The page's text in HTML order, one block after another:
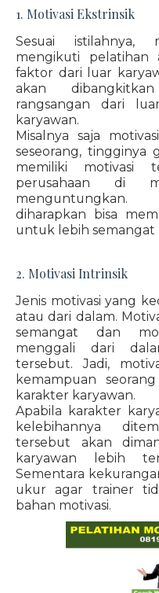
1. Motivasi Ekstrinsik
Sesuai istilahnya,
mengikuti pelatihan
faktor dari luar
akan
rangsangan dari
karyawan.
Misalnya saja
seseorang, tingginya
memiliki motivasi
perusahaan di
diharapkan bisa
untuk lebih semangat
2. Motivasi Intrinsik
Jenis motivasi yang
atau dari dalam.
semangat dan
menggali dari
tersebut. Jadi,
kemampuan
karakter karyawan.
Apabila karakter
kelebihannya
tersebut akan
karyawan lebih
Sementara
ukur agar trainer
bahan motivasi.